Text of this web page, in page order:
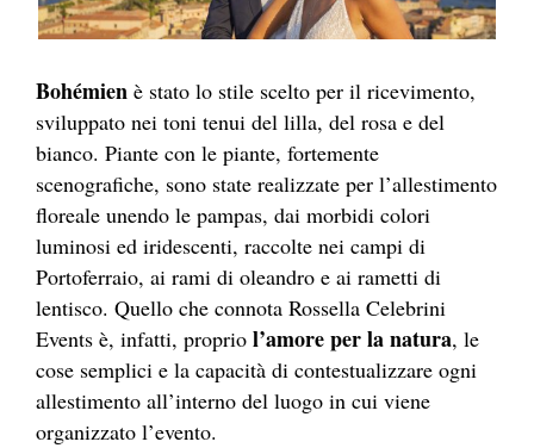
Bohémien è stato lo stile scelto per il ricevimento,
sviluppato nei toni tenui del lilla, del rosa e del
bianco. Piante con le piante, fortemente
scenografiche, sono state realizzate per l’allestimento
floreale unendo le pampas, dai morbidi colori
luminosi ed iridescenti, raccolte nei campi di
Portoferraio, ai rami di oleandro e ai rametti di
lentisco. Quello che connota Rossella Celebrini
Events è, infatti, proprio l’amore per la natura, le
cose semplici e la capacità di contestualizzare ogni
allestimento all’interno del luogo in cui viene
organizzato l’evento.